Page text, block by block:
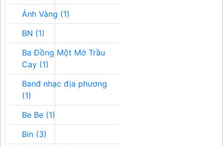
Ánh Vàng (1)
BN (1)
Ba Đồng Một Mớ Trầu
Cay (1)
Banđ nhạc địa phương
(1)
Be Be (1)
Bin (3)